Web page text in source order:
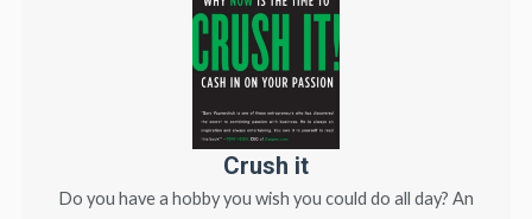
Crush it
Do you have a hobby you wish you could do all day? An